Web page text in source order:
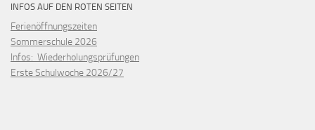
INFOS AUF DEN ROTEN SEITEN
Ferienöffnungszeiten
Sommerschule 2026
Infos: Wiederholungsprüfungen
Erste Schulwoche 2026/27